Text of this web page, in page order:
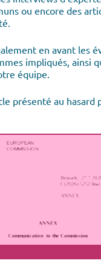
ou encore des
en avant les
impliqués, ainsi
équipe.
présenté au hasard